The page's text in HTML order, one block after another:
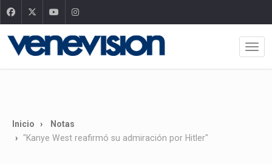
Inicio
Notas
"Kanye West reafirmó su admiración por Hitler"